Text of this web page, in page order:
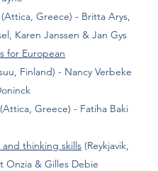
(Attica, Greece) - Britta Arys,
Karen Janssen & Jan Gys
for European
Finland) - Nancy Verbeke
(Attica, Greece) - Fatiha Baki
thinking skills (Reykjavik,
Onzia & Gilles Debie